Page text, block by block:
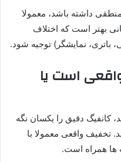
داشته باشد، معمولا
بهتر است که اختلاف
باتری، نمایشگر) توجیه شود.
است یا
کانفیگ دقیق را یکسان نگه
تخفیف واقعی معمولا با
ها همراه است.